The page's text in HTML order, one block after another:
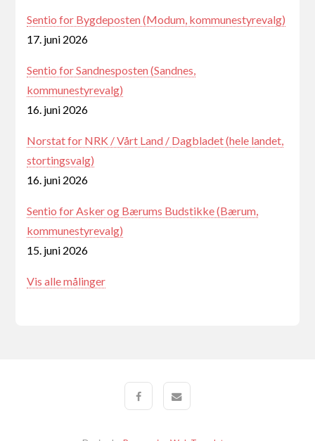
Sentio for Bygdeposten (Modum, kommunestyrevalg)
17. juni 2026
Sentio for Sandnesposten (Sandnes,
kommunestyrevalg)
16. juni 2026
Norstat for NRK / Vårt Land / Dagbladet (hele landet,
stortingsvalg)
16. juni 2026
Sentio for Asker og Bærums Budstikke (Bærum,
kommunestyrevalg)
15. juni 2026
Vis alle målinger